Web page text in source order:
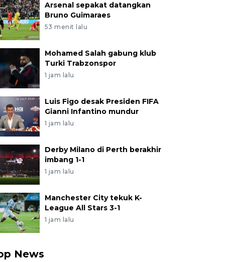
Arsenal sepakat datangkan
Bruno Guimaraes
53 menit lalu
Mohamed Salah gabung klub
Turki Trabzonspor
1 jam lalu
Luis Figo desak Presiden FIFA
Gianni Infantino mundur
1 jam lalu
Derby Milano di Perth berakhir
imbang 1-1
1 jam lalu
Manchester City tekuk K-
League All Stars 3-1
1 jam lalu
News